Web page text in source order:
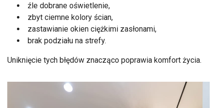
źle dobrane oświetlenie,
zbyt ciemne kolory ścian,
zastawianie okien ciężkimi zasłonami,
brak podziału na strefy.
Uniknięcie tych błędów znacząco poprawia komfort życia.